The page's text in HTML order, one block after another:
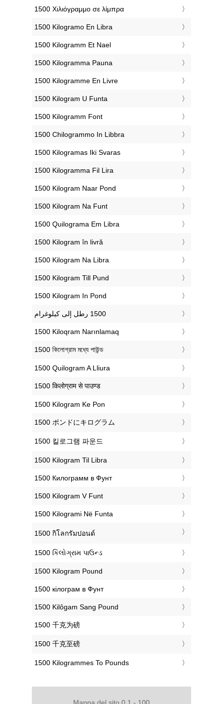
‎1500 Χιλιόγραμμο σε λίμπρα
‎1500 Kilogramo En Libra
‎1500 Kilogramm Et Nael
‎1500 Kilogramma Pauna
‎1500 Kilogramme En Livre
‎1500 Kilogram U Funta
‎1500 Kilogramm Font
‎1500 Chilogrammo In Libbra
‎1500 Kilogramas Iki Svaras
‎1500 Kilogramma Fil Lira
‎1500 Kilogram Naar Pond
‎1500 Kilogram Na Funt
‎1500 Quilograma Em Libra
‎1500 Kilogram în livră
‎1500 Kilogram Na Libra
‎1500 Kilogram Till Pund
‎1500 Kilogram In Pond
‎1500 Kiloqram Narınlamaq
‎1500 কিলোগ্রাম মধ্যে পাউন্ড
‎1500 Quilogram A Lliura
‎1500 किलोग्राम से पाउण्ड
‎1500 Kilogram Ke Pon
‎1500 ポンドにキログラム
‎1500 킬로그램 파운드
‎1500 Kilogram Til Libra
‎1500 Килограмм в Фунт
‎1500 Kilogram V Funt
‎1500 Kilogrami Në Funta
‎1500 กิโลกรัมปอนด์
‎1500 કિલોગ્રામ પાઉન્ડ
‎1500 Kilogram Pound
‎1500 кілограм в Фунт
‎1500 Kilôgam Sang Pound
‎1500 千克为磅
‎1500 千克至磅
‎1500 Kilogrammes To Pounds